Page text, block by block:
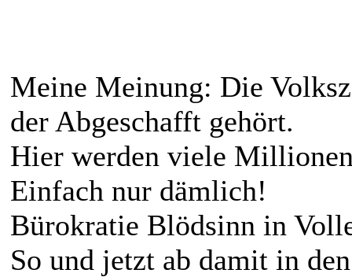
Meine Meinung: Die
der Abgeschafft gehört.
Hier werden viele
Einfach nur dämlich!
Bürokratie Blödsinn in
So und jetzt ab damit in